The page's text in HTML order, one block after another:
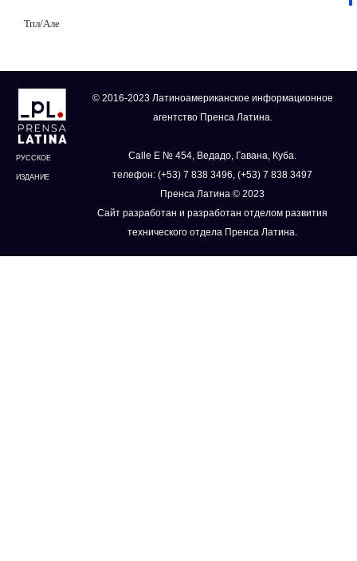
Тпл/Але
РУССКОЕ
ИЗДАНИЕ
© 2016-2023 Латиноамериканское информационное
агентство Пренса Латина.
Calle E № 454, Ведадо, Гавана, Куба.
телефон: (+53) 7 838 3496, (+53) 7 838 3497
Пренса Латина © 2023
Сайт разработан и разработан отделом развития
технического отдела Пренса Латина.